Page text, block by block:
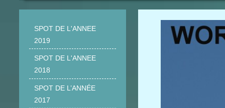
SPOT DE L'ANNEE
2019
SPOT DE L'ANNEE
2018
SPOT DE L’ANNÉE
2017